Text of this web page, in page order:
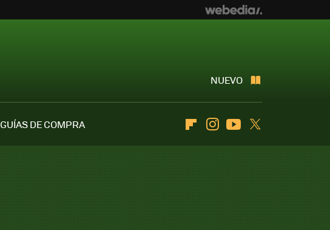
NUEVO
GUÍAS DE COMPRA
FlipboardInstagramYoutube